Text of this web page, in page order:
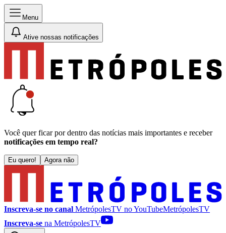
Menu
Ative nossas notificações
Você quer ficar por dentro das notícias mais importantes e receber
notificações em tempo real?
Eu quero! Agora não
Inscreva-se no canal MetrópolesTV noYouTubeMetrópolesTV
Inscreva-se na MetrópolesTV